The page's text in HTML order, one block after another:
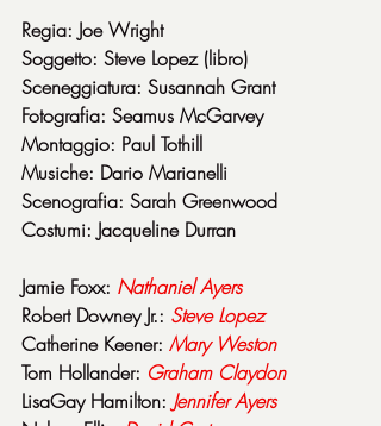
Regia: Joe Wright
Soggetto: Steve Lopez (libro)
Sceneggiatura: Susannah Grant
Fotografia: Seamus McGarvey
Montaggio: Paul Tothill
Musiche: Dario Marianelli
Scenografia: Sarah Greenwood
Costumi: Jacqueline Durran
Jamie Foxx: Nathaniel Ayers
Robert Downey Jr.: Steve Lopez
Catherine Keener: Mary Weston
Tom Hollander: Graham Claydon
LisaGay Hamilton: Jennifer Ayers